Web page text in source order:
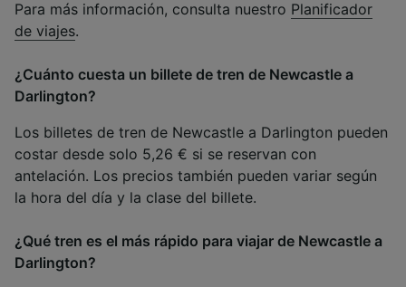
Para más información, consulta nuestro Planificador
de viajes.
¿Cuánto cuesta un billete de tren de Newcastle a
Darlington?
Los billetes de tren de Newcastle a Darlington pueden
costar desde solo 5,26 € si se reservan con
antelación. Los precios también pueden variar según
la hora del día y la clase del billete.
¿Qué tren es el más rápido para viajar de Newcastle a
Darlington?